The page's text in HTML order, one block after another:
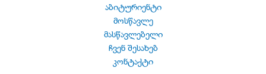
აბიტურიენტი
მოსწავლე
მასწავლებელი
ჩვენ შესახებ
კონტაქტი